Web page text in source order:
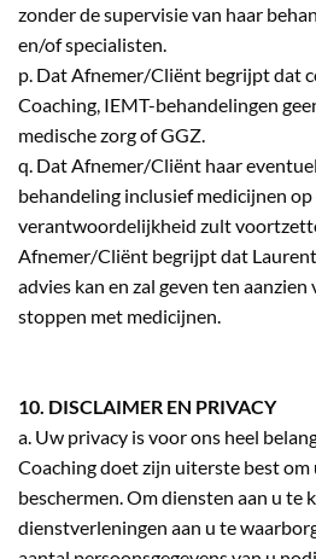
zonder de supervisie van haar
en/of specialisten.
p. Dat Afnemer/Cliënt begrijpt dat
Coaching, IEMT-behandelingen
medische zorg of GGZ.
q. Dat Afnemer/Cliënt haar
behandeling inclusief medicijnen op
verantwoordelijkheid zult
Afnemer/Cliënt begrijpt dat
advies kan en zal geven ten
stoppen met medicijnen.
10. DISCLAIMER EN PRIVACY
a. Uw privacy is voor ons heel
Coaching doet zijn uiterste best om
beschermen. Om diensten aan u te
dienstverleningen aan u te